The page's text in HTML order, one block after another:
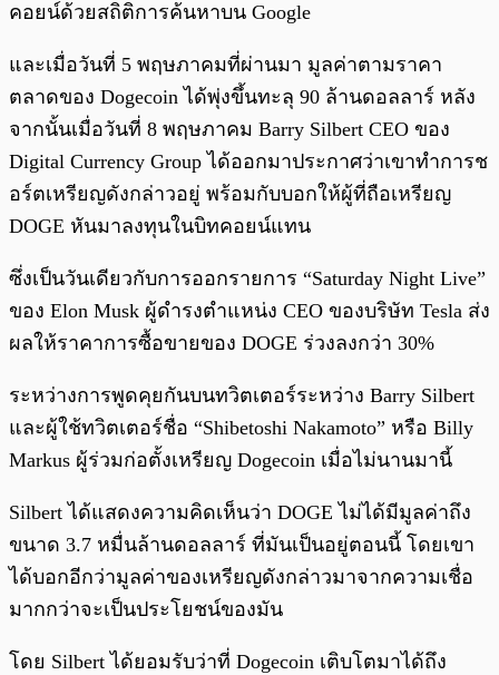
คอยน์ด้วยสถิติการค้นหาบน Google
และเมื่อวันที่ 5 พฤษภาคมที่ผ่านมา มูลค่าตามราคา
ตลาดของ Dogecoin ได้พุ่งขึ้นทะลุ 90 ล้านดอลลาร์ หลัง
จากนั้นเมื่อวันที่ 8 พฤษภาคม Barry Silbert CEO ของ
Digital Currency Group ได้ออกมาประกาศว่าเขาทำการช
อร์ตเหรียญดังกล่าวอยู่ พร้อมกับบอกให้ผู้ที่ถือเหรียญ
DOGE หันมาลงทุนในบิทคอยน์แทน
ซึ่งเป็นวันเดียวกับการออกรายการ “Saturday Night Live”
ของ Elon Musk ผู้ดำรงตำแหน่ง CEO ของบริษัท Tesla ส่ง
ผลให้ราคาการซื้อขายของ DOGE ร่วงลงกว่า 30%
ระหว่างการพูดคุยกันบนทวิตเตอร์ระหว่าง Barry Silbert
และผู้ใช้ทวิตเตอร์ชื่อ “Shibetoshi Nakamoto” หรือ Billy
Markus ผู้ร่วมก่อตั้งเหรียญ Dogecoin เมื่อไม่นานมานี้
Silbert ได้แสดงความคิดเห็นว่า DOGE ไม่ได้มีมูลค่าถึง
ขนาด 3.7 หมื่นล้านดอลลาร์ ที่มันเป็นอยู่ตอนนี้ โดยเขา
ได้บอกอีกว่ามูลค่าของเหรียญดังกล่าวมาจากความเชื่อ
มากกว่าจะเป็นประโยชน์ของมัน
โดย Silbert ได้ยอมรับว่าที่ Dogecoin เติบโตมาได้ถึง